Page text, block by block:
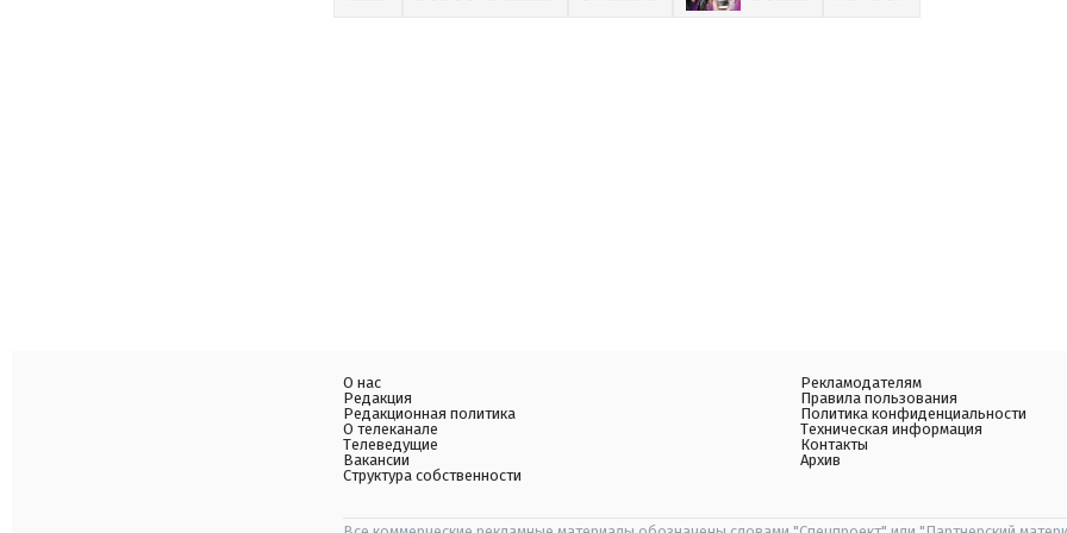
О нас
Редакция
Редакционная политика
О телеканале
Телеведущие
Вакансии
Структура собственности
Рекламодателям
Правила пользования
Политика конфиденциальности
Техническая информация
Контакты
Архив